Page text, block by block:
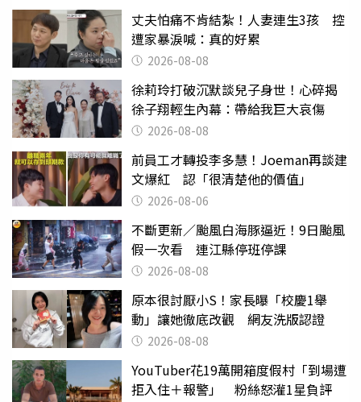
丈夫怕痛不肯結紮！人妻連生3孩 控
遭家暴淚喊：真的好累
2026-08-08
徐莉玲打破沉默談兒子身世！心碎揭
徐子翔輕生內幕：帶給我巨大哀傷
2026-08-08
前員工才轉投李多慧！Joeman再談建
文爆紅 認「很清楚他的價值」
2026-08-06
不斷更新／颱風白海豚逼近！9日颱風
假一次看 連江縣停班停課
2026-08-08
原本很討厭小S！家長曝「校慶1舉
動」讓她徹底改觀 網友洗版認證
2026-08-08
YouTuber花19萬開箱度假村「到場遭
拒入住＋報警」 粉絲怒灌1星負評